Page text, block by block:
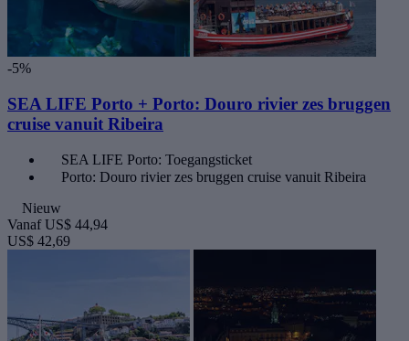
-5%
SEA LIFE Porto + Porto: Douro rivier zes bruggen
cruise vanuit Ribeira
SEA LIFE Porto: Toegangsticket
Porto: Douro rivier zes bruggen cruise vanuit Ribeira
Nieuw
Vanaf US$ 44,94
US$ 42,69